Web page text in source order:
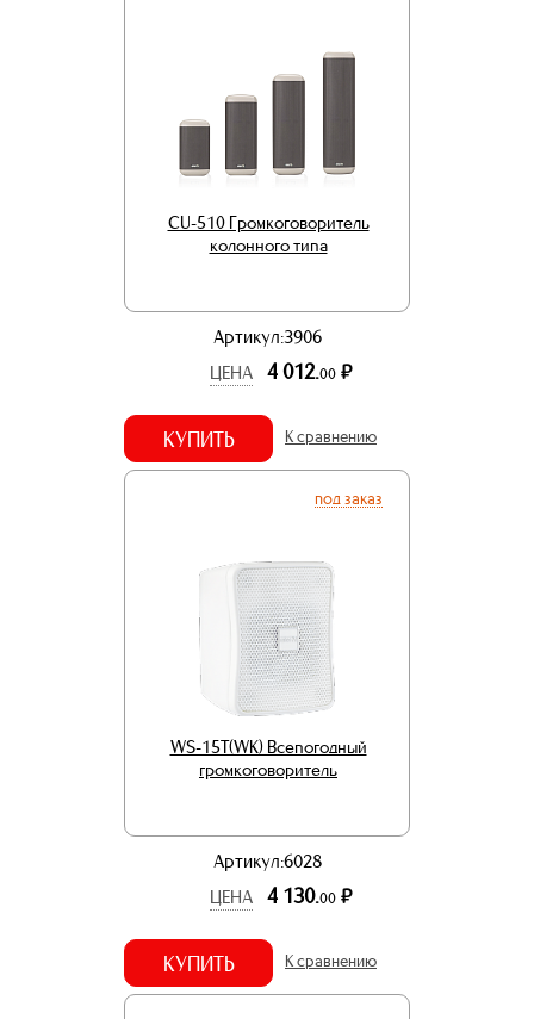
CU-510 Громкоговоритель
колонного типа
Артикул:3906
ЦЕНА
4 012.00 р.
КУПИТЬ К сравнению
под заказ
WS-15T(WK) Всепогодный
громкоговоритель
Артикул:6028
ЦЕНА
4 130.00 р.
КУПИТЬ К сравнению